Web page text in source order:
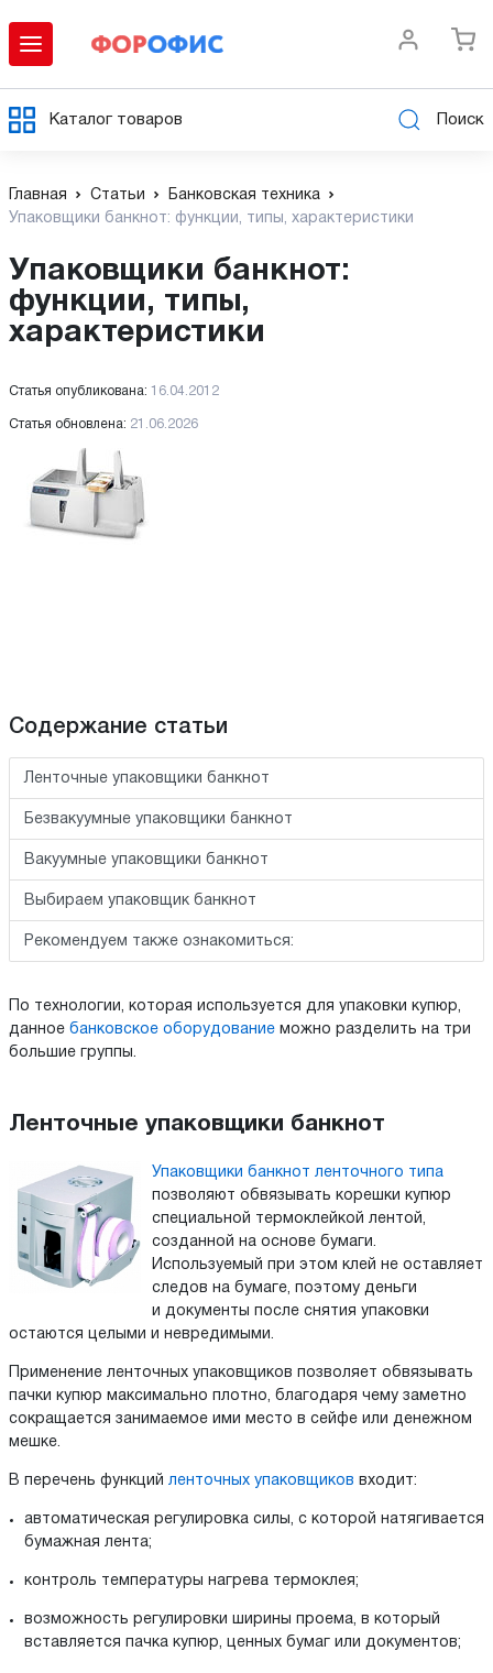
Каталог товаров Поиск
Главная Статьи
Банковская техника
Упаковщики банкнот: функции, типы, характеристики
Упаковщики банкнот:
функции, типы,
характеристики
Статья опубликована: 16.04.2012
Статья обновлена: 21.06.2026
Содержание статьи
Ленточные упаковщики банкнот
Безвакуумные упаковщики банкнот
Вакуумные упаковщики банкнот
Выбираем упаковщик банкнот
Рекомендуем также ознакомиться:
По технологии, которая используется для упаковки купюр,
данное банковское оборудование можно разделить на три
большие группы.
Ленточные упаковщики банкнот
Упаковщики банкнот ленточного типа
позволяют обвязывать корешки купюр
специальной термоклейкой лентой,
созданной на основе бумаги.
Используемый при этом клей не оставляет
следов на бумаге, поэтому деньги
и документы после снятия упаковки
остаются целыми и невредимыми.
Применение ленточных упаковщиков позволяет обвязывать
пачки купюр максимально плотно, благодаря чему заметно
сокращается занимаемое ими место в сейфе или денежном
мешке.
В перечень функций ленточных упаковщиков входит:
автоматическая регулировка силы, с которой натягивается
бумажная лента;
контроль температуры нагрева термоклея;
возможность регулировки ширины проема, в который
вставляется пачка купюр, ценных бумаг или документов;